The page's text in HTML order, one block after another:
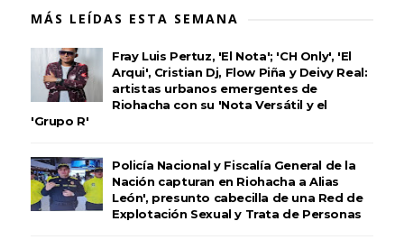
MÁS LEÍDAS ESTA SEMANA
Fray Luis Pertuz, 'El Nota'; 'CH Only', 'El
Arqui', Cristian Dj, Flow Piña y Deivy Real:
artistas urbanos emergentes de
Riohacha con su 'Nota Versátil y el
'Grupo R'
Policía Nacional y Fiscalía General de la
Nación capturan en Riohacha a Alias
León', presunto cabecilla de una Red de
Explotación Sexual y Trata de Personas